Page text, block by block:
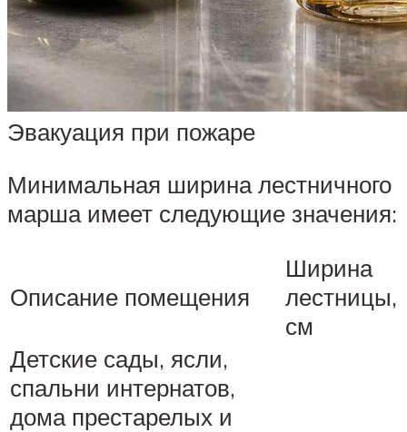
Эвакуация при пожаре
Минимальная ширина лестничного
марша имеет следующие значения:
Описание помещения
Ширина
лестницы,
см
Детские сады, ясли,
спальни интернатов,
дома престарелых и